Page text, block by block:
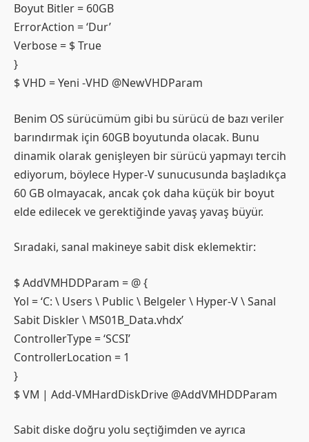
Boyut Bitler = 60GB
ErrorAction = ‘Dur’
Verbose = $ True
}
$ VHD = Yeni -VHD @NewVHDParam
Benim OS sürücümüm gibi bu sürücü de bazı veriler
barındırmak için 60GB boyutunda olacak. Bunu
dinamik olarak genişleyen bir sürücü yapmayı tercih
ediyorum, böylece Hyper-V sunucusunda başladıkça
60 GB olmayacak, ancak çok daha küçük bir boyut
elde edilecek ve gerektiğinde yavaş yavaş büyür.
Sıradaki, sanal makineye sabit disk eklemektir:
$ AddVMHDDParam = @ {
Yol = ‘C: \ Users \ Public \ Belgeler \ Hyper-V \ Sanal
Sabit Diskler \ MS01B_Data.vhdx’
ControllerType = ‘SCSI’
ControllerLocation = 1
}
$ VM | Add-VMHardDiskDrive @AddVMHDDParam
Sabit diske doğru yolu seçtiğimden ve ayrıca